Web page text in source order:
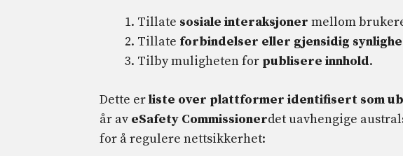
Tillate sosiale interaksjoner mellom
Tillate forbindelser eller gjensidig
Tilby muligheten for publisere innhold.
Dette erliste over plattformer identifisert som
år av eSafety Commissionerdet uavhengige
for å regulere nettsikkerhet: